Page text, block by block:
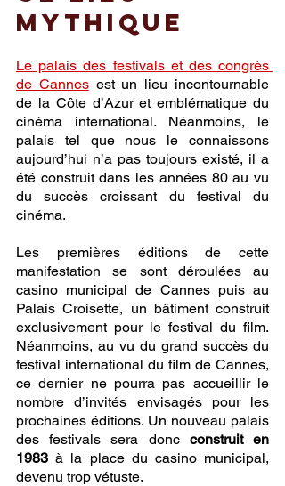
mythique
Le palais des festivals et des congrès
de Cannes est un lieu incontournable
de la Côte d’Azur et emblématique du
cinéma international. Néanmoins, le
palais tel que nous le connaissons
aujourd’hui n’a pas toujours existé, il a
été construit dans les années 80 au vu
du succès croissant du festival du
cinéma.
Les premières éditions de cette
manifestation se sont déroulées au
casino municipal de Cannes puis au
Palais Croisette, un bâtiment construit
exclusivement pour le festival du film.
Néanmoins, au vu du grand succès du
festival international du film de Cannes,
ce dernier ne pourra pas accueillir le
nombre d’invités envisagés pour les
prochaines éditions. Un nouveau palais
des festivals sera donc construit en
1983 à la place du casino municipal,
devenu trop vétuste.